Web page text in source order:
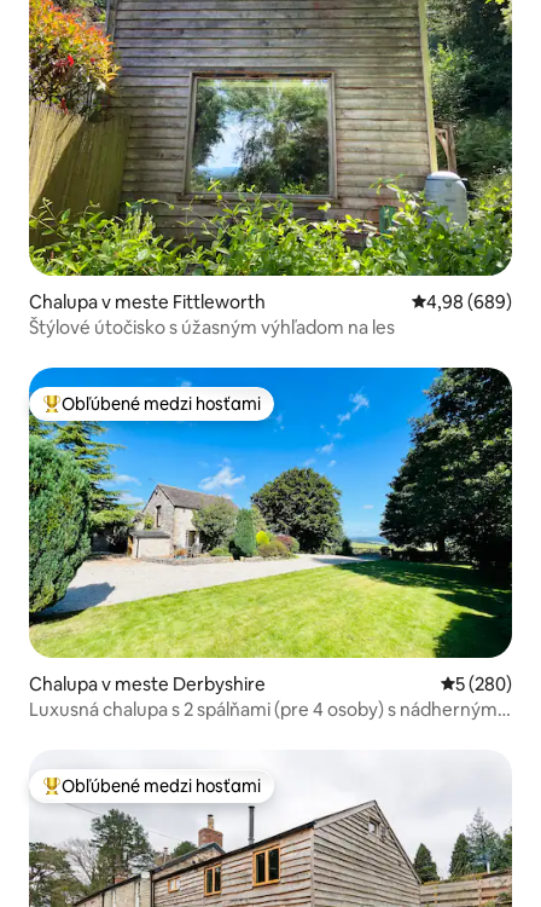
Chalupa v meste Fittleworth Priemerné
4,98 (689)
Štýlové útočisko s úžasným výhľadom na les
Najobľúbenejšie medzi hosťami
Obľúbené medzi hosťami
Chalupa v meste Derbyshire Priemerné
5 (280)
Luxusná chalupa s 2 spálňami (pre 4 osoby) s nádherným
Najobľúbenejšie medzi hosťami
Obľúbené medzi hosťami